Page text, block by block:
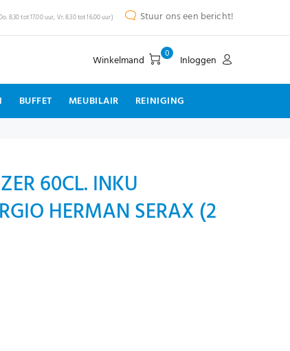
8.30 tot 17.00 uur, Vr. 8.30 tot 16.00 uur) Stuur ons een bericht!
Winkelmand 0 Inloggen
BUFFET MEUBILAIR REINIGING
60CL. INKU
HERMAN SERAX (2